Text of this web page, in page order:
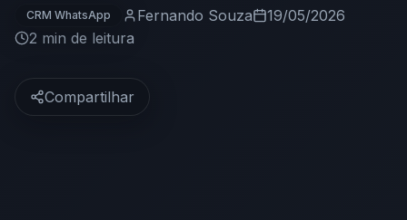
CRM WhatsApp Fernando Souza
19/05/2026
2 min de leitura
Compartilhar